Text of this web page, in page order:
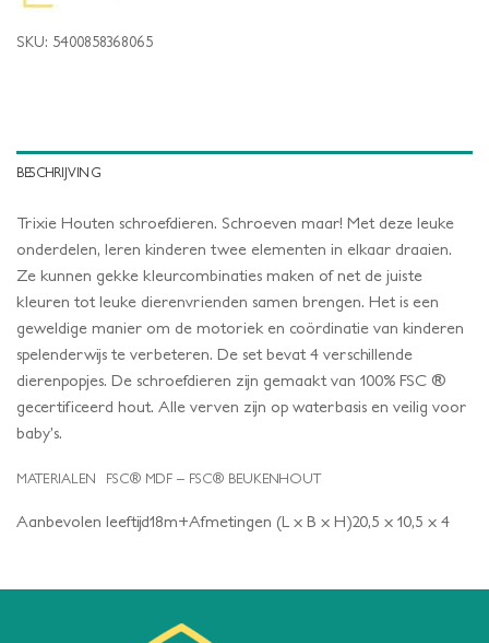
SKU: 5400858368065
BESCHRIJVING
Trixie Houten schroefdieren. Schroeven maar! Met deze leuke
onderdelen, leren kinderen twee elementen in elkaar draaien.
Ze kunnen gekke kleurcombinaties maken of net de juiste
kleuren tot leuke dierenvrienden samen brengen. Het is een
geweldige manier om de motoriek en coördinatie van kinderen
spelenderwijs te verbeteren. De set bevat 4 verschillende
dierenpopjes. De schroefdieren zijn gemaakt van 100% FSC ®
gecertificeerd hout. Alle verven zijn op waterbasis en veilig voor
baby’s.
MATERIALEN FSC® MDF – FSC® BEUKENHOUT
Aanbevolen leeftijd18m+Afmetingen (L x B x H)20,5 x 10,5 x 4